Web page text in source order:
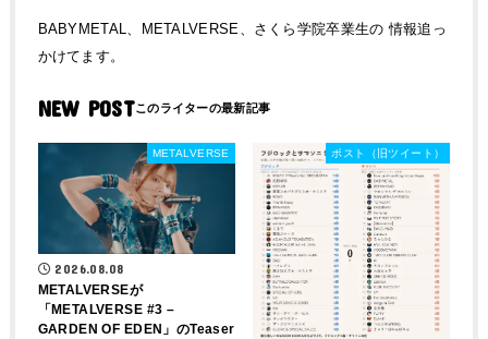
BABYMETAL、METALVERSE、さくら学院卒業生の 情報追っ
かけてます。
NEW POST
METALVERSE
2026.08.08
METALVERSEが
「METALVERSE #3 –
GARDEN OF EDEN」のTeaser
ポスト（旧ツイート）